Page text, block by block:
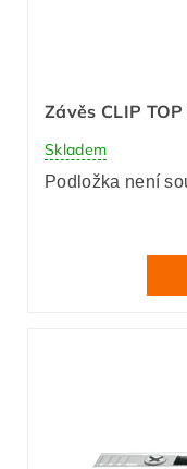
Závěs CLIP
Skladem
Podložka není